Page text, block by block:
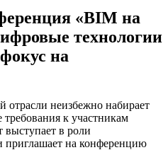
«BIM на
технологии
на
отрасли неизбежно набирает
к участникам
в роли
приглашает на конференцию